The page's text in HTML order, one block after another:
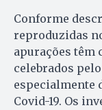
Conforme
reproduzidas
apurações têm
celebrados
especialmente
Covid-19. Os